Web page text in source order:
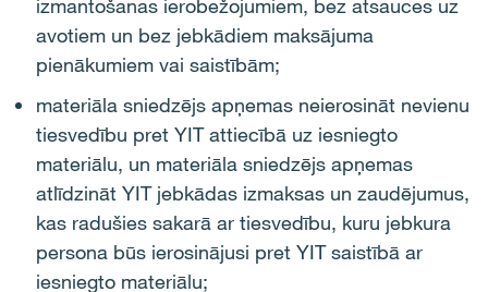
izmantošanas ierobežojumiem, bez atsauces uz
avotiem un bez jebkādiem maksājuma
pienākumiem vai saistībām;
materiāla sniedzējs apņemas neierosināt nevienu
tiesvedību pret YIT attiecībā uz iesniegto
materiālu, un materiāla sniedzējs apņemas
atlīdzināt YIT jebkādas izmaksas un zaudējumus,
kas radušies sakarā ar tiesvedību, kuru jebkura
persona būs ierosinājusi pret YIT saistībā ar
iesniegto materiālu;